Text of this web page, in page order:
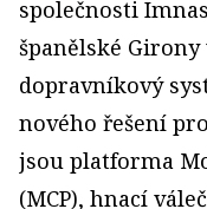
společnosti
španělské
dopravníkový
nového řešení
jsou platforma
(MCP), hnací